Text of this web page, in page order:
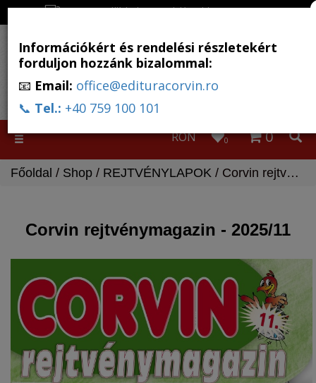
Ingyenes szállítás, ha a rendelés több, mint 500 RON
Toggle
0
0
RON
Főoldal / Shop / REJTVÉNYLAPOK / Corvin rejtvénymagazin - 2025/11
Corvin rejtvénymagazin - 2025/11
Információkért és rendelési részletekért
forduljon hozzánk bizalommal:
📧 Email: office@edituracorvin.ro
📞 Tel.: +40 759 100 101